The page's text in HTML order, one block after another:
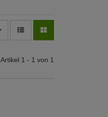
Artikel 1 - 1 von 1